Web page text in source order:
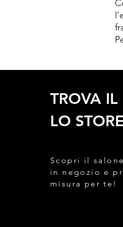
TROVA
LO
Scopri il
in negozio e
misura per te!